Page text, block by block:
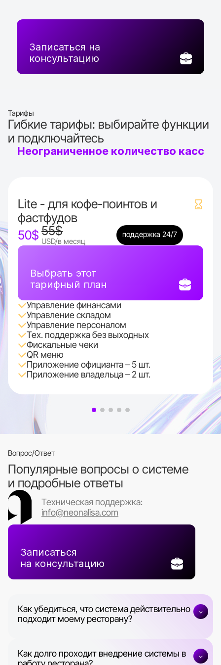
Записаться на
консультацию
Тарифы
Гибкие тарифы: выбирайте функции
и подключайтесь
Неограниченное количество касс
Lite - для кофе-поинтов и
фастфудов
50$ 55$
USD/в месяц
поддержка 24/7
Выбрать этот
тарифный план
Управление финансами
Управление складом
Управление персоналом
Тех. поддержка без выходных
Фискальные чеки
QR меню
Приложение официанта – 5 шт.
Приложение владельца – 2 шт.
Вопрос/Ответ
Популярные вопросы о системе
и подробные ответы
Техническая поддержка:
info@neonalisa.com
Записаться
на консультацию
Как убедиться, что система действительно
подходит моему ресторану?
требованиям.
Как долго проходит внедрение системы в